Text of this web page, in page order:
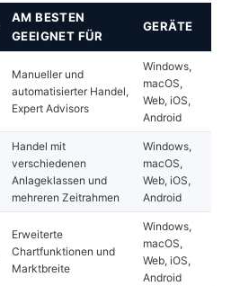
AM BESTEN
GEEIGNET FÜR
GERÄTE
Manueller und
automatisierter Handel,
Expert Advisors
Windows,
macOS,
Web, iOS,
Android
Handel mit
verschiedenen
Anlageklassen und
mehreren Zeitrahmen
Windows,
macOS,
Web, iOS,
Android
Erweiterte
Chartfunktionen und
Marktbreite
Windows,
macOS,
Web, iOS,
Android